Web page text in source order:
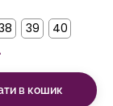
39 40
в кошик